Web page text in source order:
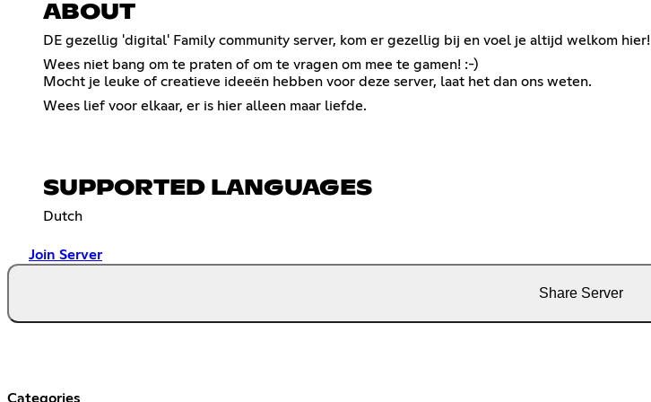
ABOUT
DE gezellig 'digital' Family community server, kom er gezellig bij en voel je altijd welkom hier!
Wees niet bang om te praten of om te vragen om mee te gamen! :-)
Mocht je leuke of creatieve ideeën hebben voor deze server, laat het dan ons weten.
Wees lief voor elkaar, er is hier alleen maar liefde.
SUPPORTED LANGUAGES
Dutch
Join Server
Share Server
Categories